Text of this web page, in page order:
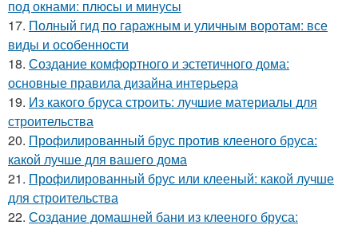
под окнами: плюсы и минусы
17. Полный гид по гаражным и уличным воротам: все
виды и особенности
18. Создание комфортного и эстетичного дома:
основные правила дизайна интерьера
19. Из какого бруса строить: лучшие материалы для
строительства
20. Профилированный брус против клееного бруса:
какой лучше для вашего дома
21. Профилированный брус или клееный: какой лучше
для строительства
22. Создание домашней бани из клееного бруса: